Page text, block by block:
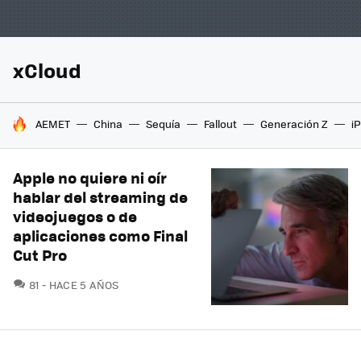
xCloud
HOY SE HABLA DE
AEMET China Sequía Fallout Generación Z
Apple no quiere ni oír
hablar del streaming de
videojuegos o de
aplicaciones como Final
Cut Pro
81 COMENTARIOS
HACE 5 AÑOS